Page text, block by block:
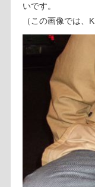
いです。
（この画像では、